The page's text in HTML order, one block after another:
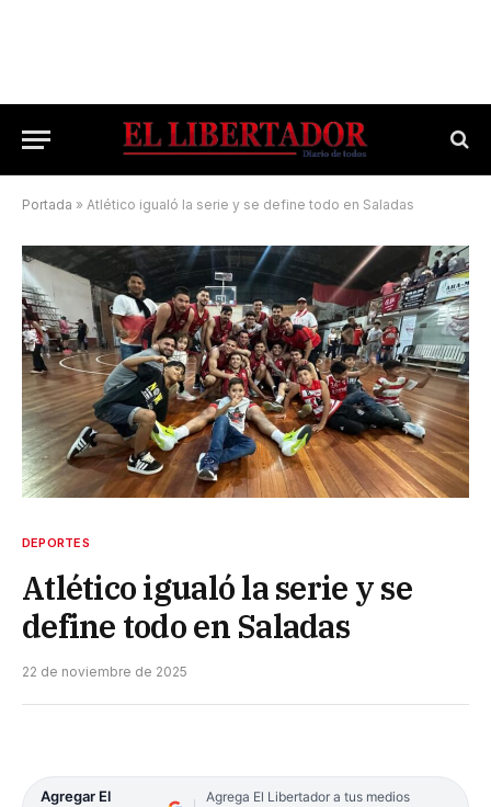
Portada » Atlético igualó la serie y se define todo en Saladas
DEPORTES
Atlético igualó la serie y se
define todo en Saladas
22 de noviembre de 2025
Agregar El
Agrega El Libertador a tus medios